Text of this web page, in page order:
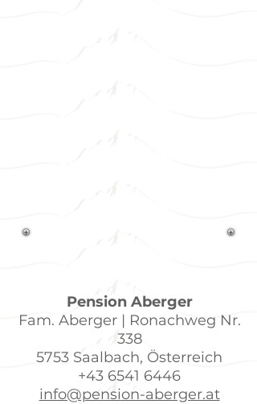
Pension Aberger
Fam. Aberger | Ronachweg Nr.
338
5753 Saalbach, Österreich
+43 6541 6446
info@pension-aberger.at